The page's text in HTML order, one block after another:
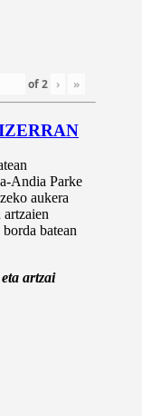
of2 › »
Andia Parke
aukera
batean
artzai